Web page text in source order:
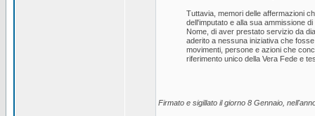
Tuttavia, memori delle affermazioni
dell'imputato e alla sua ammissione
Nome, di aver prestato servizio da
aderito a nessuna iniziativa che
movimenti, persone e azioni che
riferimento unico della Vera Fede e
Firmato e sigillato il giorno 8 Gennaio,